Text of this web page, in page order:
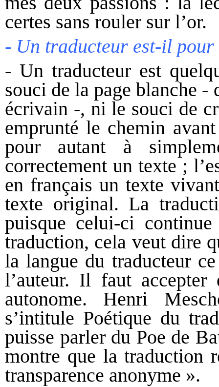
certes sans rouler sur l’or.
- Un traducteur est-il
- Un traducteur est
souci de la page blanche -
écrivain -, ni le souci de
emprunté le chemin
pour autant à
correctement un texte ;
en français un texte
texte original. La
puisque celui-ci
traduction, cela veut dire
la langue du traducteur
l’auteur. Il faut
autonome. Henri
s’intitule Poétique du
puisse parler du Poe de
montre que la traduction
transparence anonyme ».